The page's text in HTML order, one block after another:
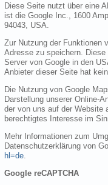
Diese Seite nutzt über eine
ist die Google Inc., 1600
94043, USA.
Zur Nutzung der Funktionen
Adresse zu speichern.
Server von Google in den
Anbieter dieser Seite hat
Die Nutzung von Google
Darstellung unserer Online-
der von uns auf der Website
berechtigtes Interesse im
Mehr Informationen zum
Datenschutzerklärung von
hl=de
Google reCAPTCHA